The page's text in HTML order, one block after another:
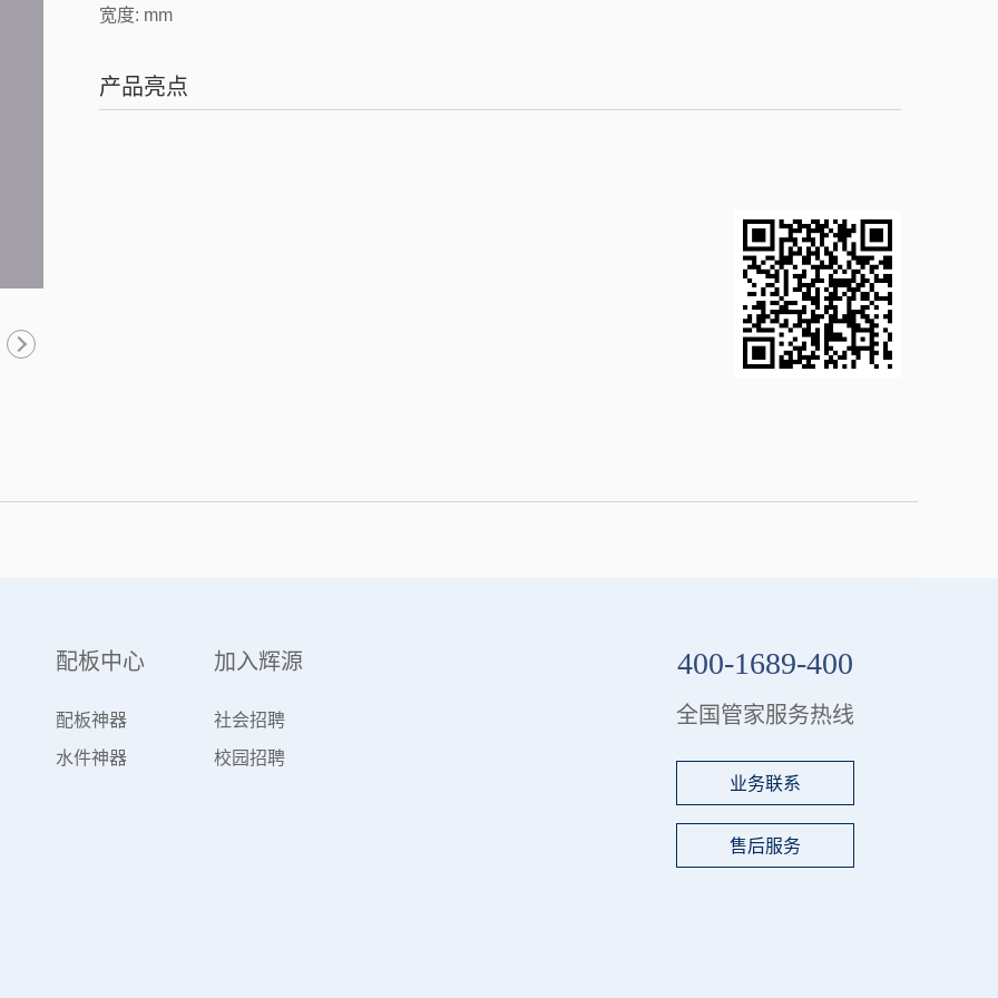
宽度: mm
产品亮点
配板中心
配板神器
水件神器
加入辉源
社会招聘
校园招聘
400-1689-400
全国管家服务热线
业务联系
售后服务